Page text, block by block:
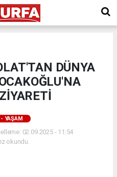
DÜNYA
YAŞAM
02.09.2025 - 11:54
okundu.